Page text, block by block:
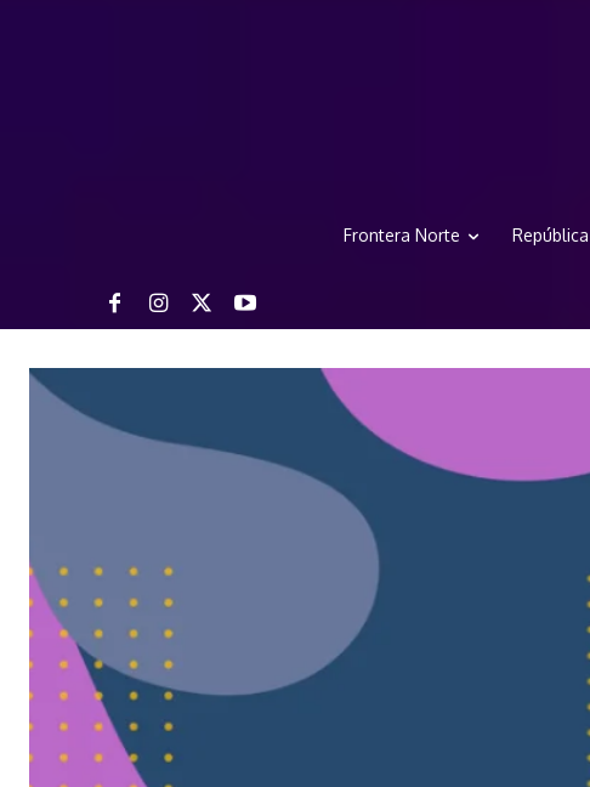
Frontera Norte